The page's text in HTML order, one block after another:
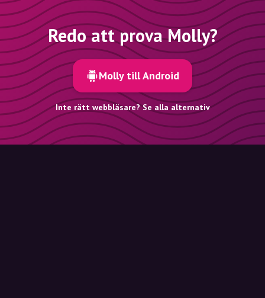
Redo att prova Molly?
Molly till Android
Inte rätt webbläsare? Se alla alternativ